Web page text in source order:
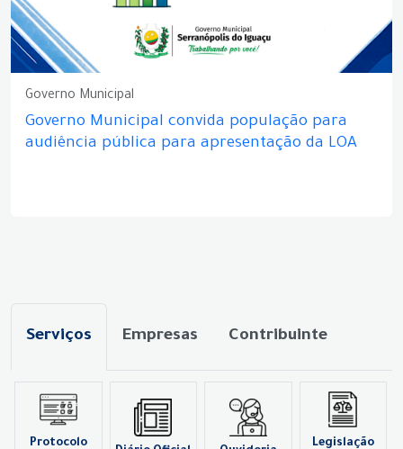
Governo Municipal
Governo Municipal convida população para
audiência pública para apresentação da LOA
Serviços Empresas Contribuinte
Protocolo Legislação